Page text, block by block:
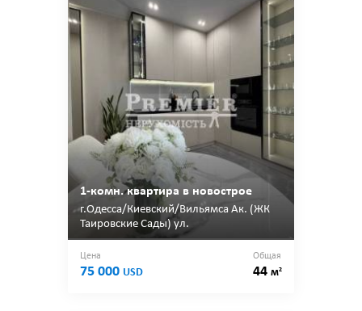
1-комн. квартира в новострое
г.Одесса/Киевский/Вильямса Ак. (ЖК
Таировские Сады) ул.
Цена
75 000 USD
Общая
44 м2